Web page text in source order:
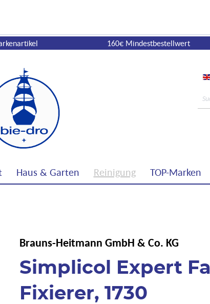
160€ Mindestbestellwert
Haus & Garten Reinigung TOP-Marken
Brauns-Heitmann GmbH & Co. KG
Simplicol Expert
Fixierer, 1730